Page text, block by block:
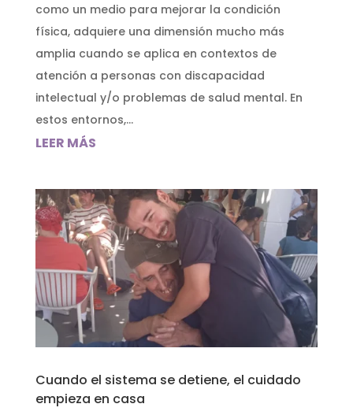
como un medio para mejorar la condición
física, adquiere una dimensión mucho más
amplia cuando se aplica en contextos de
atención a personas con discapacidad
intelectual y/o problemas de salud mental. En
estos entornos,...
LEER MÁS
Cuando el sistema se detiene, el cuidado
empieza en casa